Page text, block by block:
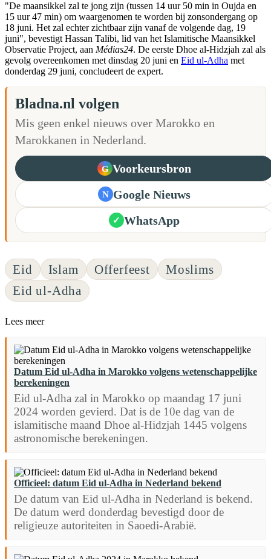
"De maansikkel zal te jong zijn (tussen 14 uur 50 min in Oujda en
15 uur 47 min) om waargenomen te worden bij zonsondergang op
18 juni. Het zal echter zichtbaar zijn vanaf de volgende dag, 19
juni", bevestigt Hassan Talibi, lid van het Islamitische Maansikkel
Observatie Project, aan Médias24. De eerste Dhoe al-Hidzjah zal als
gevolg overeenkomen met dinsdag 20 juni en Eid ul-Adha met
donderdag 29 juni, concludeert de expert.
Bladna.nl volgen
Mis geen enkel nieuws over Marokko en
Marokkanen in Nederland.
G Voorkeursbron
N Google Nieuws
✓ WhatsApp
Eid Islam Offerfeest
Moslims
Eid ul-Adha
Lees meer
Datum Eid ul-Adha in Marokko volgens wetenschappelijke
berekeningen
Eid ul-Adha zal in Marokko op maandag 17 juni
2024 worden gevierd. Dat is de 10e dag van de
islamitische maand Dhoe al-Hidzjah 1445 volgens
astronomische berekeningen.
Officieel: datum Eid ul-Adha in Nederland bekend
De datum van Eid ul-Adha in Nederland is bekend.
De datum werd donderdag bevestigd door de
religieuze autoriteiten in Saoedi-Arabië.